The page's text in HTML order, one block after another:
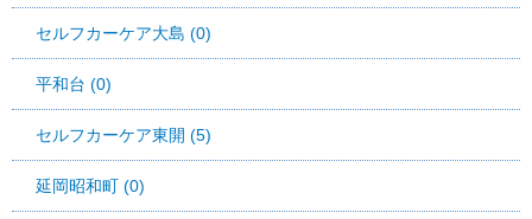
セルフカーケア大島 (0)
平和台 (0)
セルフカーケア東開 (5)
延岡昭和町 (0)